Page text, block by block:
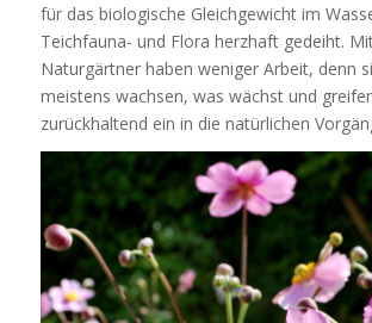
für das biologische Gleichgewicht im
Teichfauna- und Flora herzhaft gedeiht.
Naturgärtner haben weniger Arbeit, denn
meistens wachsen, was wächst und
zurückhaltend ein in die natürlichen